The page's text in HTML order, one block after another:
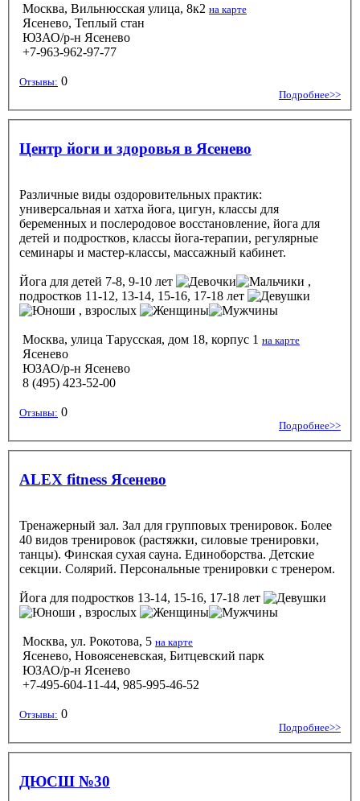
Москва, Вильнюсская улица, 8к2 на карте
Ясенево, Теплый стан
ЮЗАО/р-н Ясенево
+7-963-962-97-77
Отзывы: 0
Подробнее>>
Центр йоги и здоровья в Ясенево
Различные виды оздоровительных практик:
универсальная и хатха йога, цигун, классы для
беременных и послеродовое восстановление, йога для
детей и подростков, классы йога-терапии, регулярные
семинары и мастер-классы, массажный кабинет.
Йога для детей 7-8, 9-10 лет
,
подростков 11-12, 13-14, 15-16, 17-18 лет
, взрослых
Москва, улица Тарусская, дом 18, корпус 1 на карте
Ясенево
ЮЗАО/р-н Ясенево
8 (495) 423-52-00
Отзывы: 0
Подробнее>>
ALEX fitness Ясенево
Тренажерный зал. Зал для групповых тренировок. Более
40 видов тренировок (растяжки, силовые тренировки,
танцы). Финская сухая сауна. Единоборства. Детские
секции. Солярий. Персональные тренировки с тренером.
Йога для подростков 13-14, 15-16, 17-18 лет
, взрослых
Москва, ул. Рокотова, 5 на карте
Ясенево, Новоясеневская, Битцевский парк
ЮЗАО/р-н Ясенево
+7-495-604-11-44, 985-995-46-52
Отзывы: 0
Подробнее>>
ДЮСШ №30